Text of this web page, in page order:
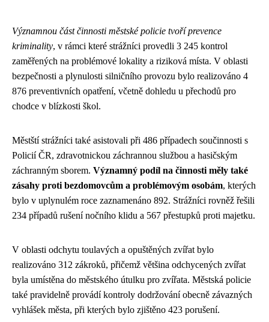
Významnou část činnosti městské policie tvoří prevence
kriminality, v rámci které strážníci provedli 3 245 kontrol
zaměřených na problémové lokality a riziková místa. V oblasti
bezpečnosti a plynulosti silničního provozu bylo realizováno 4
876 preventivních opatření, včetně dohledu u přechodů pro
chodce v blízkosti škol.
Městští strážníci také asistovali při 486 případech součinnosti s
Policií ČR, zdravotnickou záchrannou službou a hasičským
záchranným sborem. Významný podíl na činnosti měly také
zásahy proti bezdomovcům a problémovým osobám, kterých
bylo v uplynulém roce zaznamenáno 892. Strážníci rovněž řešili
234 případů rušení nočního klidu a 567 přestupků proti majetku.
V oblasti odchytu toulavých a opuštěných zvířat bylo
realizováno 312 zákroků, přičemž většina odchycených zvířat
byla umístěna do městského útulku pro zvířata. Městská policie
také pravidelně provádí kontroly dodržování obecně závazných
vyhlášek města, při kterých bylo zjištěno 423 porušení.